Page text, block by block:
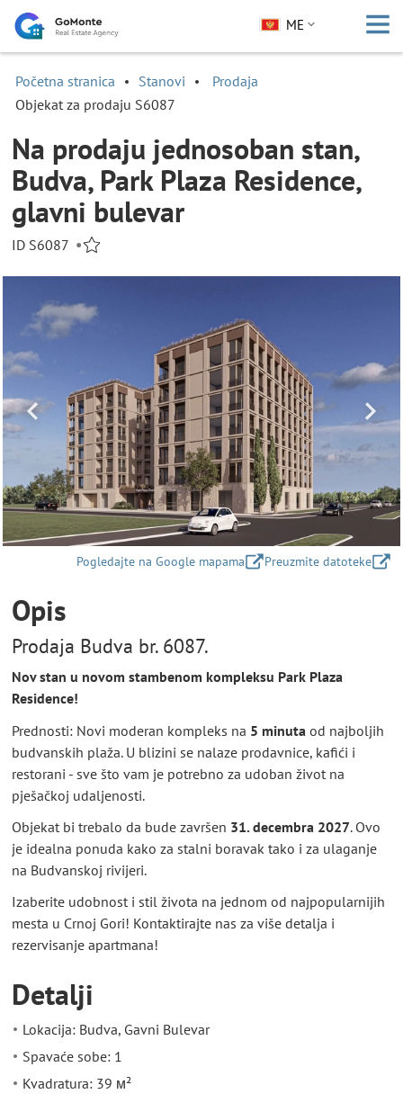
ME
Početna stranica Stanovi
Prodaja
Objekat za prodaju S6087
Na prodaju jednosoban stan,
Budva, Park Plaza Residence,
glavni bulevar
ID S6087 •
Pogledajte na Google mapama Preuzmite datoteke
Opis
Prodaja Budva br. 6087.
Nov stan u novom stambenom kompleksu Park Plaza
Residence!
Prednosti: Novi moderan kompleks na 5 minuta od najboljih
budvanskih plaža. U blizini se nalaze prodavnice, kafići i
restorani - sve što vam je potrebno za udoban život na
pješačkoj udaljenosti.
Objekat bi trebalo da bude završen 31. decembra 2027. Ovo
je idealna ponuda kako za stalni boravak tako i za ulaganje
na Budvanskoj rivijeri.
Izaberite udobnost i stil života na jednom od najpopularnijih
mesta u Crnoj Gori! Kontaktirajte nas za više detalja i
rezervisanje apartmana!
Detalji
Lokacija: Budva, Gavni Bulevar
Spavaće sobe: 1
Kvadratura: 39 м²